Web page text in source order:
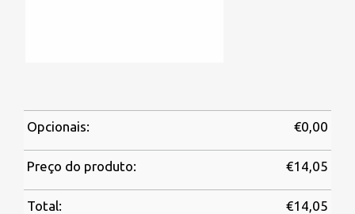
Opcionais: €0,00
Preço do produto: €14,05
Total: €14,05